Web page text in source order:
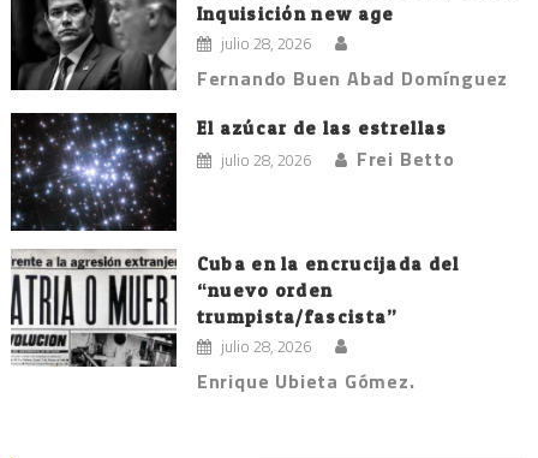
Inquisición new age
julio 28, 2026
Fernando Buen Abad Domínguez
El azúcar de las estrellas
julio 28, 2026 Frei Betto
Cuba en la encrucijada del
“nuevo orden
trumpista/fascista”
julio 28, 2026
Enrique Ubieta Gómez.